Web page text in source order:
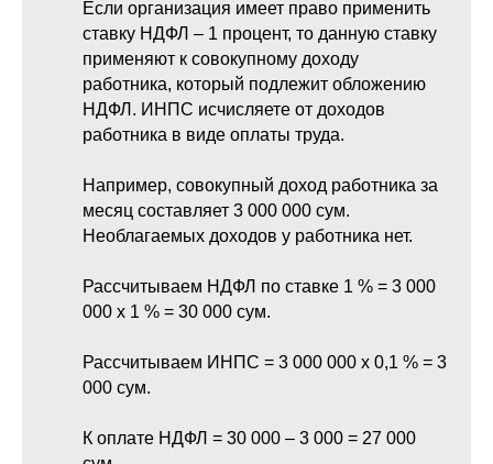
Если организация имеет право применить
ставку НДФЛ – 1 процент, то данную ставку
применяют к совокупному доходу
работника, который подлежит обложению
НДФЛ. ИНПС исчисляете от доходов
работника в виде оплаты труда.
Например, совокупный доход работника за
месяц составляет 3 000 000 сум.
Необлагаемых доходов у работника нет.
Рассчитываем НДФЛ по ставке 1 % = 3 000
000 х 1 % = 30 000 сум.
Рассчитываем ИНПС = 3 000 000 х 0,1 % = 3
000 сум.
К оплате НДФЛ = 30 000 – 3 000 = 27 000